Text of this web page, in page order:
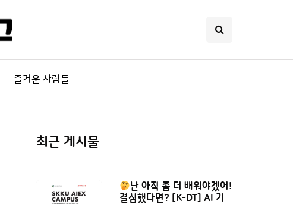
즐거운 사람들
최근 게시물
난 아직 좀 더 배워야겠어!
결심했다면? [K-DT] AI 기